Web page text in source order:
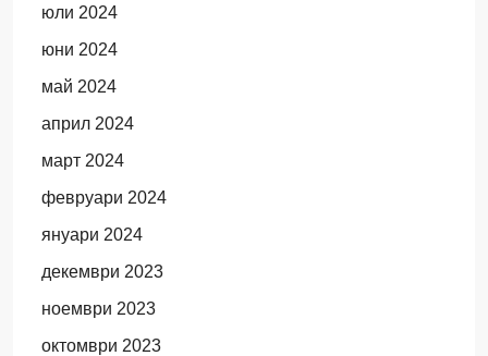
юли 2024
юни 2024
май 2024
април 2024
март 2024
февруари 2024
януари 2024
декември 2023
ноември 2023
октомври 2023